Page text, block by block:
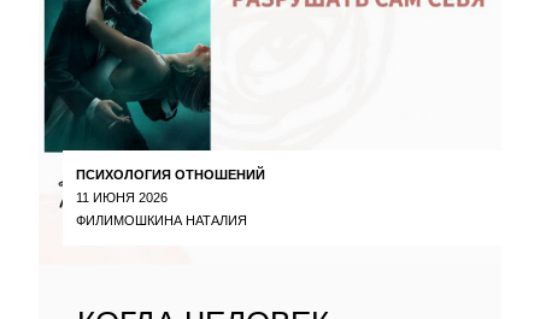
ПСИХОЛОГИЯ ОТНОШЕНИЙ
11 ИЮНЯ 2026
ФИЛИМОШКИНА НАТАЛИЯ